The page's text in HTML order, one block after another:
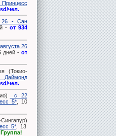
чел.
26 - Сан
- от 934
26
дней - от
(Токио-
чел.
с 22
5*, 10
5*, 13